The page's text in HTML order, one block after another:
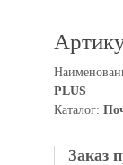
PLUS
Каталог:
Заказ